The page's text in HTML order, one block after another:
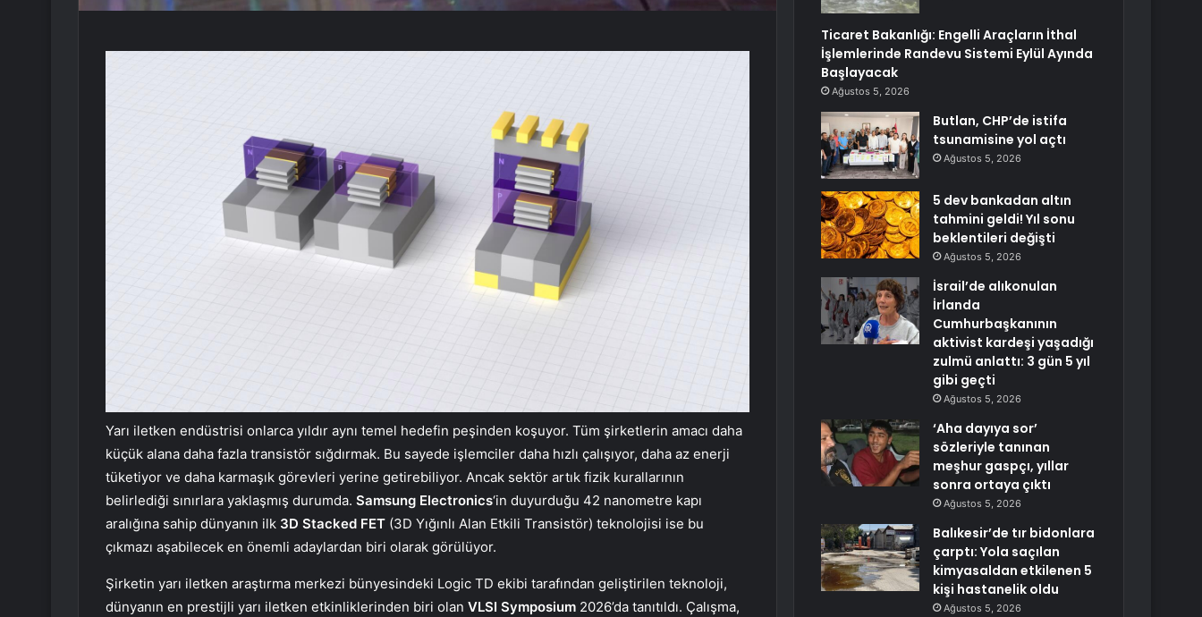
Yarı iletken endüstrisi onlarca yıldır aynı temel hedefin peşinden koşuyor. Tüm şirketlerin amacı daha
küçük alana daha fazla transistör sığdırmak. Bu sayede işlemciler daha hızlı çalışıyor, daha az enerji
tüketiyor ve daha karmaşık görevleri yerine getirebiliyor. Ancak sektör artık fizik kurallarının
belirlediği sınırlara yaklaşmış durumda. Samsung Electronics‘in duyurduğu 42 nanometre kapı
aralığına sahip dünyanın ilk 3D Stacked FET (3D Yığınlı Alan Etkili Transistör) teknolojisi ise bu
çıkmazı aşabilecek en önemli adaylardan biri olarak görülüyor.
Şirketin yarı iletken araştırma merkezi bünyesindeki Logic TD ekibi tarafından geliştirilen teknoloji,
dünyanın en prestijli yarı iletken etkinliklerinden biri olan VLSI Symposium 2026’da tanıtıldı. Çalışma,
Ticaret Bakanlığı: Engelli Araçların İthal
İşlemlerinde Randevu Sistemi Eylül Ayında
Başlayacak
Ağustos 5, 2026
Butlan, CHP’de istifa
tsunamisine yol açtı
Ağustos 5, 2026
5 dev bankadan altın
tahmini geldi! Yıl sonu
beklentileri değişti
Ağustos 5, 2026
İsrail’de alıkonulan
İrlanda
Cumhurbaşkanının
aktivist kardeşi yaşadığı
zulmü anlattı: 3 gün 5 yıl
gibi geçti
Ağustos 5, 2026
‘Aha dayıya sor’
sözleriyle tanınan
meşhur gaspçı, yıllar
sonra ortaya çıktı
Ağustos 5, 2026
Balıkesir’de tır bidonlara
çarptı: Yola saçılan
kimyasaldan etkilenen 5
kişi hastanelik oldu
Ağustos 5, 2026